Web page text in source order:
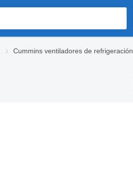
Cummins ventiladores de refrigeración